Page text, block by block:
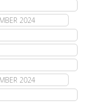
2024
2024